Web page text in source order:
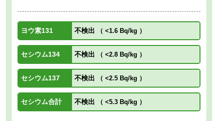
ヨウ素131 不検出 （ <1.6 Bq/kg ）
セシウム134 不検出 （ <2.8 Bq/kg ）
セシウム137 不検出 （ <2.5 Bq/kg ）
セシウム合計 不検出 （ <5.3 Bq/kg ）